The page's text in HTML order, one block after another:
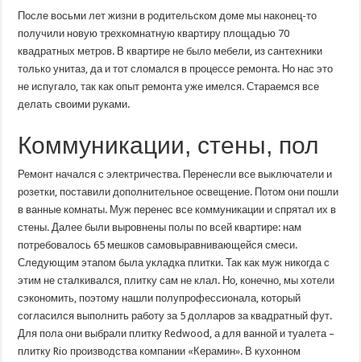
После восьми лет жизни в родительском доме мы наконец-то
получили новую трехкомнатную квартиру площадью 70
квадратных метров. В квартире не было мебели, из сантехники
только унитаз, да и тот сломался в процессе ремонта. Но нас это
не испугало, так как опыт ремонта уже имелся. Стараемся все
делать своими руками.
Коммуникации, стены, пол
Ремонт начался с электричества. Перенесли все выключатели и
розетки, поставили дополнительное освещение. Потом они пошли
в ванные комнаты. Муж перенес все коммуникации и спрятал их в
стены. Далее были выровнены полы по всей квартире: нам
потребовалось 65 мешков самовыравнивающейся смеси.
Следующим этапом была укладка плитки. Так как муж никогда с
этим не сталкивался, плитку сам не клал. Но, конечно, мы хотели
сэкономить, поэтому нашли полупрофессионала, который
согласился выполнить работу за 5 долларов за квадратный фут.
Для пола они выбрали плитку Redwood, а для ванной и туалета –
плитку Rio производства компании «Керамин». В кухонном